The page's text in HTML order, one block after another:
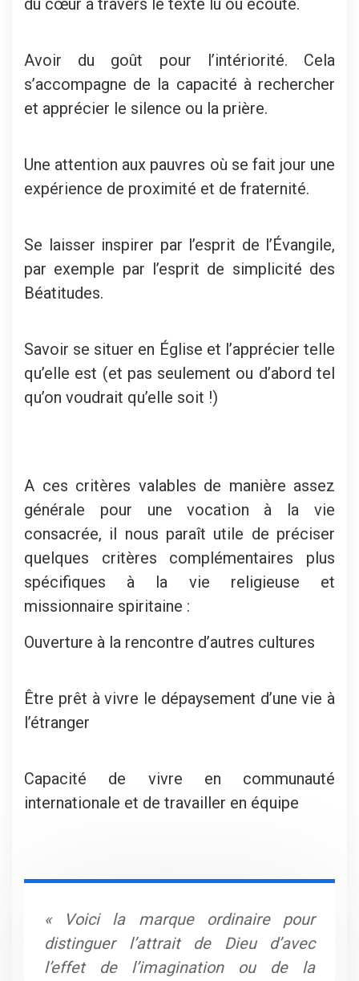
du cœur à travers le texte lu ou écouté.
Avoir du goût pour l’intériorité. Cela
s’accompagne de la capacité à rechercher
et apprécier le silence ou la prière.
Une attention aux pauvres où se fait jour une
expérience de proximité et de fraternité.
Se laisser inspirer par l’esprit de l’Évangile,
par exemple par l’esprit de simplicité des
Béatitudes.
Savoir se situer en Église et l’apprécier telle
qu’elle est (et pas seulement ou d’abord tel
qu’on voudrait qu’elle soit !)
A ces critères valables de manière assez
générale pour une vocation à la vie
consacrée, il nous paraît utile de préciser
quelques critères complémentaires plus
spécifiques à la vie religieuse et
missionnaire spiritaine :
Ouverture à la rencontre d’autres cultures
Être prêt à vivre le dépaysement d’une vie à
l’étranger
Capacité de vivre en communauté
internationale et de travailler en équipe
« Voici la marque ordinaire pour
distinguer l’attrait de Dieu d’avec
l’effet de l’imagination ou de la